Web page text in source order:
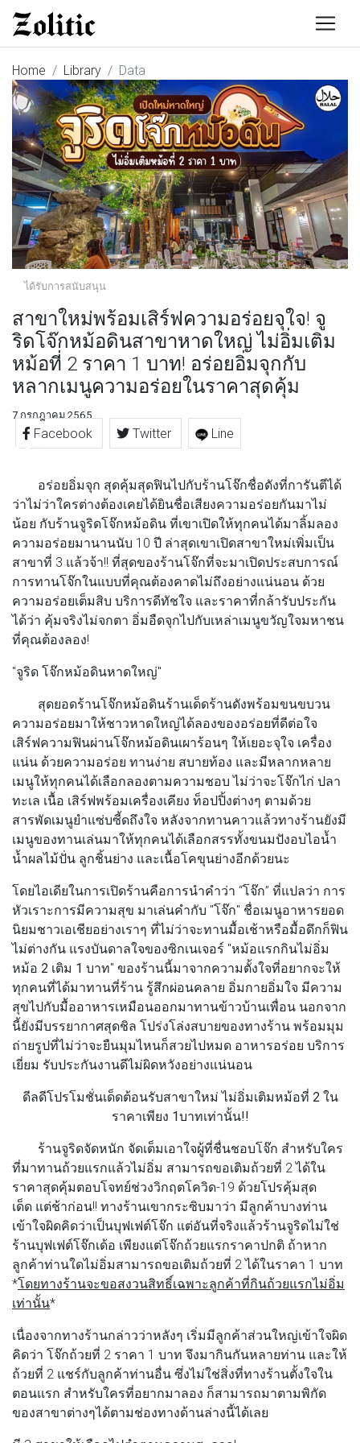
Home Library Data
ได้รับการสนับสนุน
สาขาใหม่พร้อมเสิร์ฟความอร่อยจุใจ! จู
ริดโจ๊กหม้อดินสาขาหาดใหญ่ ไม่อิ่มเติม
หม้อที่ 2 ราคา 1 บาท! อร่อยอิ่มจุกกับ
หลากเมนูความอร่อยในราคาสุดคุ้ม
7 กรกฎาคม 2565
Facebook Twitter Line
อร่อยอิ่มจุก สุดคุ้มสุดฟินไปกับร้านโจ๊กชื่อดังที่การันตีได้
ว่าไม่ว่าใครต่างต้องเคยได้ยินชื่อเสียงความอร่อยกันมาไม่
น้อย กับร้านจูริดโจ๊กหม้อดิน ที่เขาเปิดให้ทุกคนได้มาลิ้มลอง
ความอร่อยมานานนับ 10 ปี ล่าสุดเขาเปิดสาขาใหม่เพิ่มเป็น
สาขาที่ 3 แล้วจ้า!! ที่สุดของร้านโจ๊กที่จะมาเปิดประสบการณ์
การทานโจ๊กในแบบที่คุณต้องคาดไม่ถึงอย่างแน่นอน ด้วย
ความอร่อยเต็มสิบ บริการดีทัชใจ และราคาที่กล้ารับประกัน
ได้ว่า คุ้มจริงไม่จกตา อิ่มอืดจุกไปกับเหล่าเมนูขวัญใจมหาชน
ที่คุณต้องลอง!
"จูริด โจ๊กหม้อดินหาดใหญ่"
สุดยอดร้านโจ๊กหม้อดินร้านเด็ดร้านดังพร้อมขนขบวน
ความอร่อยมาให้ชาวหาดใหญ่ได้ลองของอร่อยที่ดีต่อใจ
เสิร์ฟความฟินผ่านโจ๊กหม้อดินเผาร้อนๆ ให้เยอะจุใจ เครื่อง
แน่น ด้วยความอร่อย ทานง่าย สบายท้อง และมีหลากหลาย
เมนูให้ทุกคนได้เลือกลองตามความชอบ ไม่ว่าจะโจ๊กไก่ ปลา
ทะเล เนื้อ เสิร์ฟพร้อมเครื่องเคียง ท็อปปิ้งต่างๆ ตามด้วย
สารพัดเมนูยำแซ่บซี้ดถึงใจ หลังจากทานคาวแล้วทางร้านยังมี
เมนูของทานเล่นมาให้ทุกคนได้เลือกสรรทั้งขนมปังอบไอน้ำ
น้ำผลไม้ปั่น ลูกชิ้นย่าง และเนื้อโคขุนย่างอีกด้วยนะ
โดยไอเดียในการเปิดร้านคือการนำคำว่า “โจ๊ก” ที่แปลว่า การ
หัวเราะการมีความสุข มาเล่นคำกับ "โจ๊ก" ชื่อเมนูอาหารยอด
นิยมชาวเอเชียอย่างเราๆ ที่ไม่ว่าจะทานมื้อเช้าหรือมื้อดึกก็ฟิน
ไม่ต่างกัน แรงบันดาลใจของซิกเนเจอร์ "หม้อแรกกินไม่อิ่ม
หม้อ 2 เติม 1 บาท" ของร้านนี้มาจากความตั้งใจที่อยากจะให้
ทุกคนที่ได้มาทานที่ร้าน รู้สึกผ่อนคลาย อิ่มกายอิ่มใจ มีความ
สุขไปกับมื้ออาหารเหมือนออกมาทานข้าวบ้านเพื่อน นอกจาก
นี้ยังมีบรรยากาศสุดชิล โปร่งโล่งสบายของทางร้าน พร้อมมุม
ถ่ายรูปที่ไม่ว่าจะยืนมุมไหนก็สวยไปหมด อาหารอร่อย บริการ
เยี่ยม รับประกันงานดีไม่ผิดหวังอย่างแน่นอน
ดีลดีโปรโมชั่นเด็ดต้อนรับสาขาใหม่ ไม่อิ่มเติมหม้อที่ 2 ใน
ราคาเพียง 1บาทเท่านั้น!!
ร้านจูริดจัดหนัก จัดเต็มเอาใจผู้ที่ชื่นชอบโจ๊ก สำหรับใคร
ที่มาทานถ้วยแรกแล้วไม่อิ่ม สามารถขอเติมถ้วยที่ 2 ได้ใน
ราคาสุดคุ้มตอบโจทย์ช่วงวิกฤตโควิด-19 ด้วยโปรคุ้มสุด
เด็ด แต่ช้าก่อน!! ทางร้านเขากระซิบมาว่า มีลูกค้าบางท่าน
เข้าใจผิดคิดว่าเป็นบุฟเฟต์โจ๊ก แต่อันที่จริงแล้วร้านจูริดไม่ใช่
ร้านบุฟเฟต์โจ๊กเด้อ เพียงแต่โจ๊กถ้วยแรกราคาปกติ ถ้าหาก
ลูกค้าท่านใดไม่อิ่มสามารถขอเติมถ้วยที่ 2 ได้ในราคา 1 บาท
*โดยทางร้านจะขอสงวนสิทธิ์เฉพาะลูกค้าที่กินถ้วยแรกไม่อิ่ม
เท่านั้น*
เนื่องจากทางร้านกล่าวว่าหลังๆ เริ่มมีลูกค้าส่วนใหญ่เข้าใจผิด
คิดว่า โจ๊กถ้วยที่ 2 ราคา 1 บาท จึงมากินกันหลายท่าน และให้
ถ้วยที่ 2 แชร์กับลูกค้าท่านอื่น ซึ่งไม่ใช่สิ่งที่ทางร้านตั้งใจใน
ตอนแรก สำหรับใครที่อยากมาลอง ก็สามารถมาตามพิกัด
ของสาขาต่างๆได้ตามช่องทางด้านล่างนี้ได้เลย